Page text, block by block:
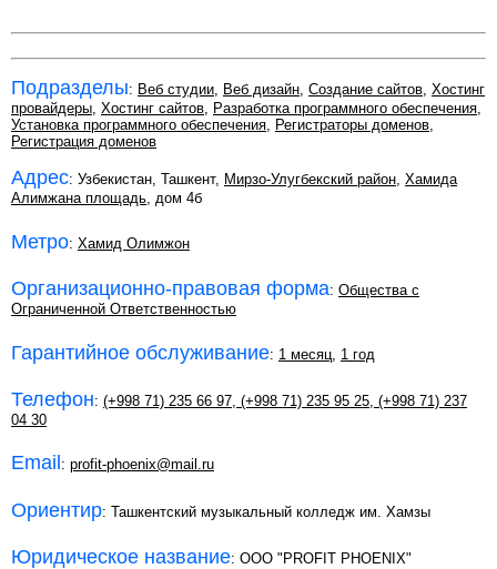
Подразделы: Веб студии, Веб дизайн, Создание сайтов, Хостинг
провайдеры, Хостинг сайтов, Разработка программного обеспечения,
Установка программного обеспечения, Регистраторы доменов,
Регистрация доменов
Адрес: Узбекистан, Ташкент, Мирзо-Улугбекский район, Хамида
Алимжана площадь, дом 4б
Метро: Хамид Олимжон
Организационно-правовая форма: Общества с
Ограниченной Ответственностью
Гарантийное обслуживание: 1 месяц 1 год
Телефон: (+998 71) 235 66 97, (+998 71) 235 95 25, (+998 71) 237
04 30
Email : profit-phoenix@mail.ru
Ориентир: Ташкентский музыкальный колледж им. Хамзы
Юридическое название: OOO "PROFIT PHOENIX"